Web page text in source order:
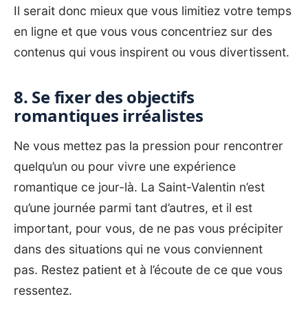
Il serait donc mieux que vous limitiez votre temps
en ligne et que vous vous concentriez sur des
contenus qui vous inspirent ou vous divertissent.
8. Se fixer des objectifs
romantiques irréalistes
Ne vous mettez pas la pression pour rencontrer
quelqu’un ou pour vivre une expérience
romantique ce jour-là. La Saint-Valentin n’est
qu’une journée parmi tant d’autres, et il est
important, pour vous, de ne pas vous précipiter
dans des situations qui ne vous conviennent
pas. Restez patient et à l’écoute de ce que vous
ressentez.